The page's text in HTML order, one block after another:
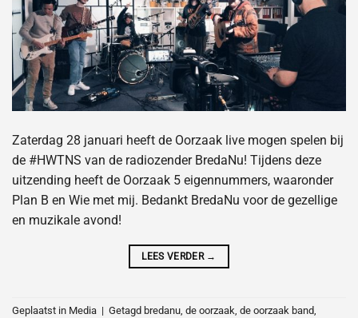
Zaterdag 28 januari heeft de Oorzaak live mogen spelen bij
de #HWTNS van de radiozender BredaNu! Tijdens deze
uitzending heeft de Oorzaak 5 eigennummers, waaronder
Plan B en Wie met mij. Bedankt BredaNu voor de gezellige
en muzikale avond!
LEES VERDER →
Geplaatst in Media | Getagd bredanu, de oorzaak, de oorzaak band,